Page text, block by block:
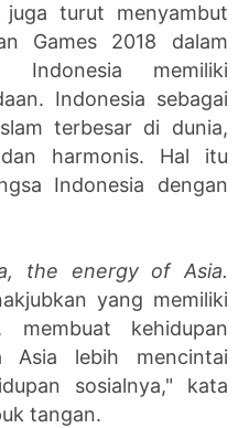
turut menyambut
Games 2018 dalam
Indonesia memiliki
Indonesia sebagai
terbesar di dunia,
harmonis. Hal itu
Indonesia dengan
the energy of Asia.
yang memiliki
membuat kehidupan
Asia lebih mencintai
sosialnya," kata
tangan.